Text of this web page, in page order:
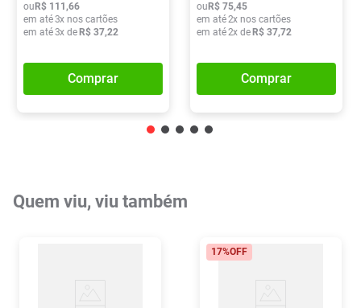
ou R$ 111 ,66
em até3x nos cartões
em até3x de R$ 37,22
Comprar
ou R$ 75,45
em até2x nos cartões
em até2x de R$ 37,72
Comprar
Quem viu, viu também
17%OFF